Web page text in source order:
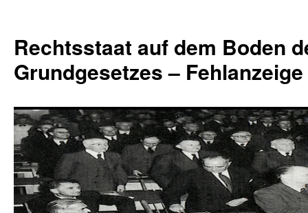
springen
Rechtsstaat auf dem Boden
Grundgesetzes –